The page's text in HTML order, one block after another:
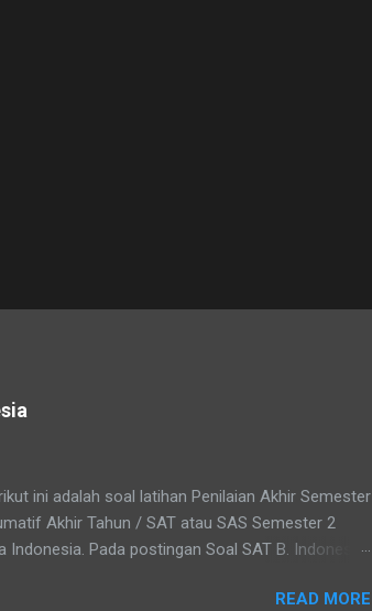
ini adalah soal latihan Penilaian Akhir Semester
Akhir Tahun / SAT atau SAS Semester 2
Pada postingan Soal SAT B. Indonesia
READ MORE